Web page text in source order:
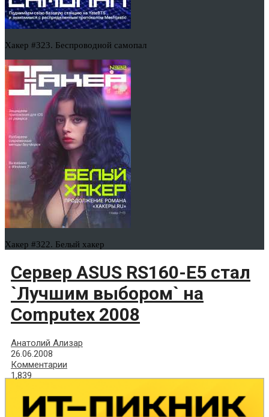
Хакер #323. Беспроводной самопал
Хакер #322. Белый хакер
Сервер ASUS RS160-E5 стал
`Лучшим выбором` на
Computex 2008
Анатолий Ализар
26.06.2008
Комментарии
1,839